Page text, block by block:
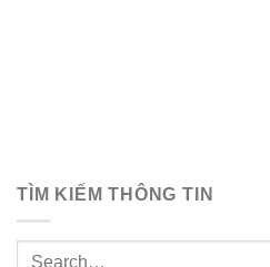
TÌM KIẾM THÔNG TIN